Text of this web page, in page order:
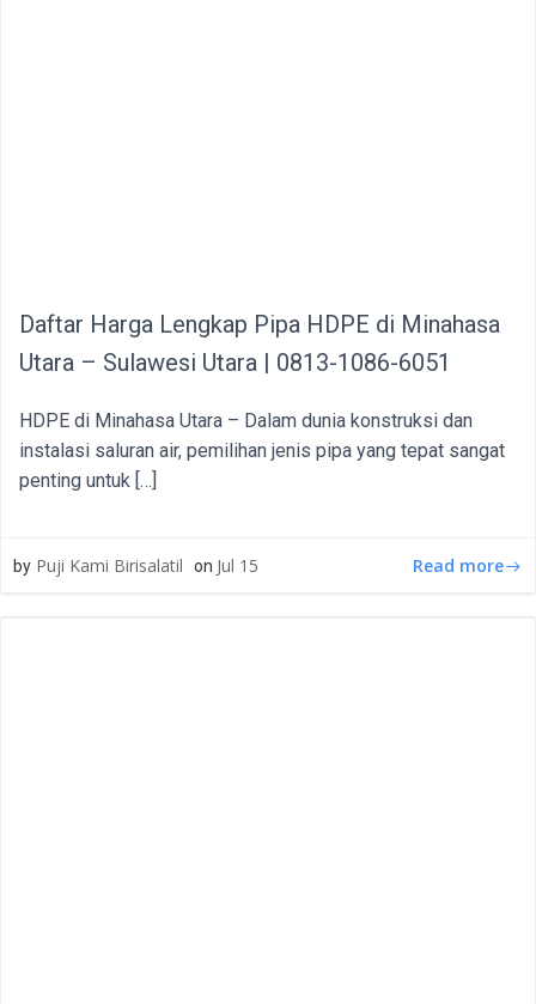
Daftar Harga Lengkap Pipa HDPE di Minahasa
Utara – Sulawesi Utara | 0813-1086-6051
HDPE di Minahasa Utara – Dalam dunia konstruksi dan
instalasi saluran air, pemilihan jenis pipa yang tepat sangat
penting untuk […]
by Puji Kami Birisalatil on Jul 15 Read more